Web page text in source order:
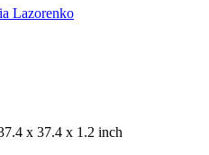
x 37.4 x 1.2 inch